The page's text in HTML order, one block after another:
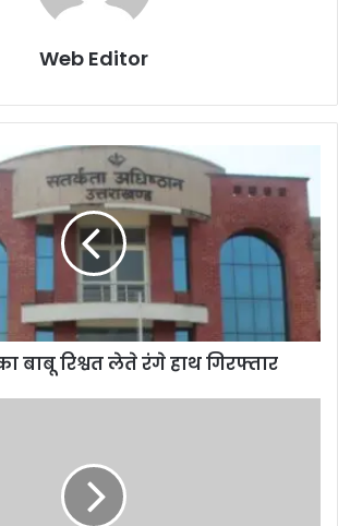
Web Editor
बाबू रिश्वत लेते रंगे हाथ गिरफ्तार